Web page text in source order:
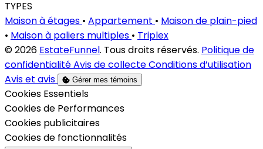
TYPES
Maison à étages • Appartement • Maison de plain-pied
• Maison à paliers multiples • Triplex
© 2026 EstateFunnel. Tous droits réservés. Politique de
confidentialitéAvis de collecteConditions d’utilisation
Avis et avis
Gérer mes témoins
Activer
Cookies Essentiels
Activer
Cookies de Performances
Activer
Cookies publicitaires
Activer
Cookies de fonctionnalités